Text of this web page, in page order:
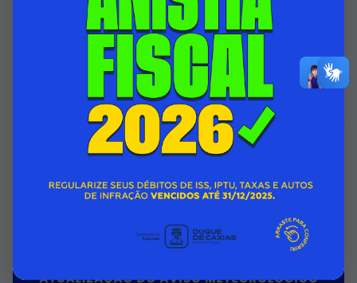
HOSPITAL INFANTIL ISMÉLIA DA SILVEIRA
PASSA A CONTAR COM ÁREA DO 1º ANDAR
TOTALMENTE REFORMADA
SECRETARIA MUNICIPAL DE SAÚDE
Acessar Notícia